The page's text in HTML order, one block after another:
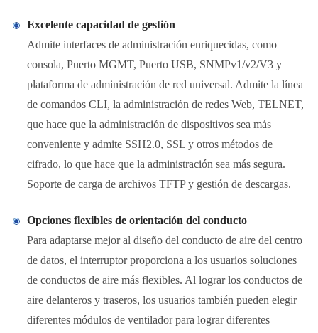
Excelente capacidad de gestión
Admite interfaces de administración enriquecidas, como
consola, Puerto MGMT, Puerto USB, SNMPv1/v2/V3 y
plataforma de administración de red universal. Admite la línea
de comandos CLI, la administración de redes Web, TELNET,
que hace que la administración de dispositivos sea más
conveniente y admite SSH2.0, SSL y otros métodos de
cifrado, lo que hace que la administración sea más segura.
Soporte de carga de archivos TFTP y gestión de descargas.
Opciones flexibles de orientación del conducto
Para adaptarse mejor al diseño del conducto de aire del centro
de datos, el interruptor proporciona a los usuarios soluciones
de conductos de aire más flexibles. Al lograr los conductos de
aire delanteros y traseros, los usuarios también pueden elegir
diferentes módulos de ventilador para lograr diferentes